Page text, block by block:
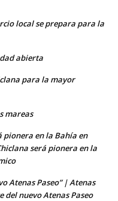
local se prepara para la
abierta
para la mayor
mareas
pionera en la Bahía en
será pionera en la
Atenas Paseo” | Atenas
del nuevo Atenas Paseo